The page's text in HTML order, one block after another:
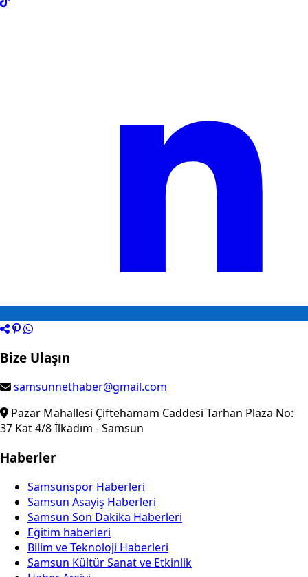
Bize Ulaşın
samsunnethaber@gmail.com
Pazar Mahallesi Çiftehamam Caddesi Tarhan Plaza No:
37 Kat 4/8 İlkadım - Samsun
Haberler
Samsunspor Haberleri
Samsun Asayiş Haberleri
Samsun Son Dakika Haberleri
Eğitim haberleri
Bilim ve Teknoloji Haberleri
Samsun Kültür Sanat ve Etkinlik